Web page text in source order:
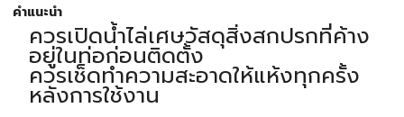
คำแนะนำ
ควรเปิดน้ำไล่เศษวัสดุสิ่งสกปรกที่ค้าง
อยู่ในท่อก่อนติดตั้ง
ควรเช็ดทำความสะอาดให้แห้งทุกครั้ง
หลังการใช้งาน